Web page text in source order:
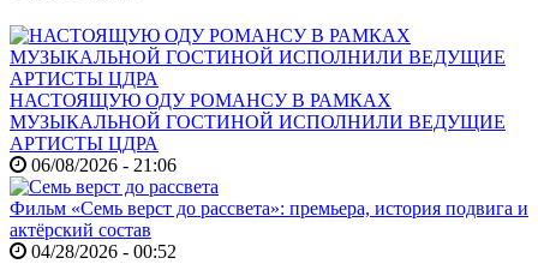
НАСТОЯЩУЮ ОДУ РОМАНСУ В РАМКАХ
МУЗЫКАЛЬНОЙ ГОСТИНОЙ ИСПОЛНИЛИ ВЕДУЩИЕ
АРТИСТЫ ЦДРА
06/08/2026 - 21:06
Фильм «Семь верст до рассвета»: премьера, история подвига и
актёрский состав
04/28/2026 - 00:52